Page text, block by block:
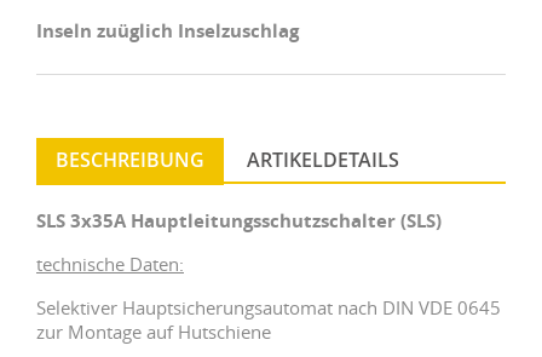
Inseln zuüglich Inselzuschlag
BESCHREIBUNG ARTIKELDETAILS
SLS 3x35A Hauptleitungsschutzschalter (SLS)
technische Daten:
Selektiver Hauptsicherungsautomat nach DIN VDE 0645
zur Montage auf Hutschiene